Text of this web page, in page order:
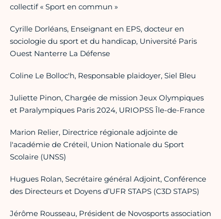
collectif « Sport en commun »
Cyrille Dorléans, Enseignant en EPS, docteur en
sociologie du sport et du handicap, Université Paris
Ouest Nanterre La Défense
Coline Le Bolloc'h, Responsable plaidoyer, Siel Bleu
Juliette Pinon, Chargée de mission Jeux Olympiques
et Paralympiques Paris 2024, URIOPSS Île-de-France
Marion Relier, Directrice régionale adjointe de
l'académie de Créteil, Union Nationale du Sport
Scolaire (UNSS)
Hugues Rolan, Secrétaire général Adjoint, Conférence
des Directeurs et Doyens d’UFR STAPS (C3D STAPS)
Jérôme Rousseau, Président de Novosports association